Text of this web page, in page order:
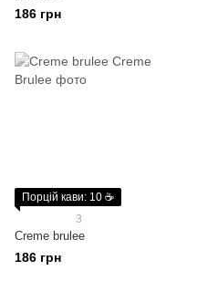
186 грн
Порцій кави: 10 ☕
3
Creme brulee
186 грн